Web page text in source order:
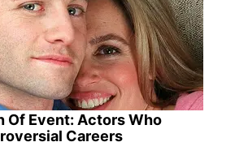
Of Event: Actors Who
Careers